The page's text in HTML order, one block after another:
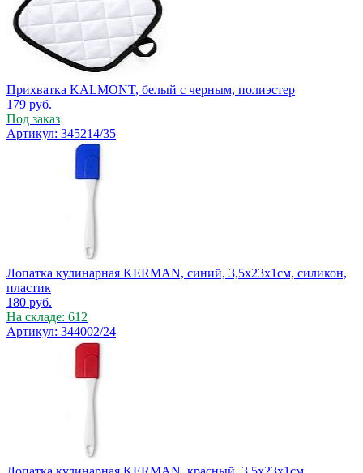
Прихватка KALMONT, белый с черным, полиэстер
179 руб.
Под заказ
Артикул: 345214/35
Лопатка кулинарная KERMAN, синий, 3,5х23х1см, силикон,
пластик
180 руб.
На складе: 612
Артикул: 344002/24